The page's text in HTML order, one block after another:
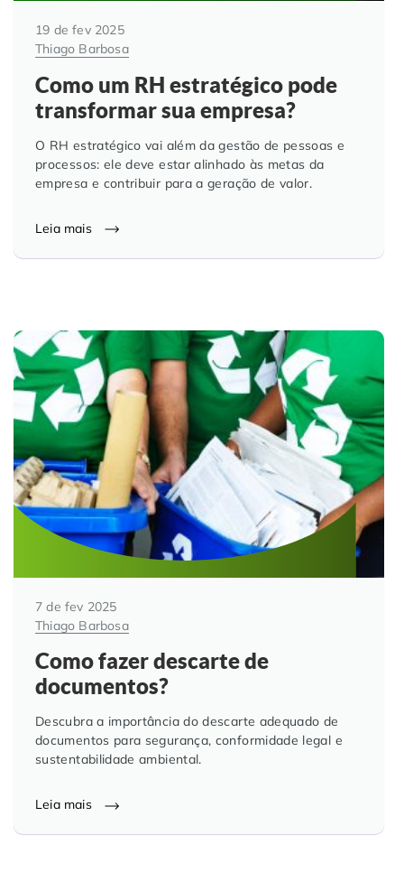
19 de fev 2025
Thiago Barbosa
Como um RH estratégico pode
transformar sua empresa?
O RH estratégico vai além da gestão de pessoas e
processos: ele deve estar alinhado às metas da
empresa e contribuir para a geração de valor.
Leia mais
7 de fev 2025
Thiago Barbosa
Como fazer descarte de
documentos?
Descubra a importância do descarte adequado de
documentos para segurança, conformidade legal e
sustentabilidade ambiental.
Leia mais